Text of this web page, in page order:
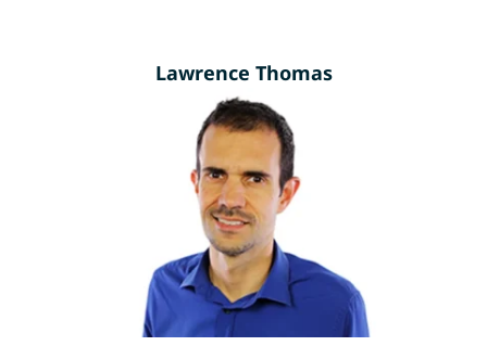
Lawrence Thomas